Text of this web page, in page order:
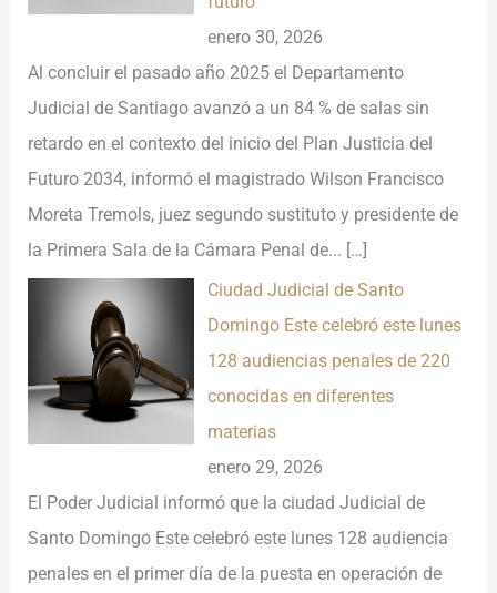
enero 30, 2026
Al concluir el pasado año 2025 el Departamento
Judicial de Santiago avanzó a un 84 % de salas sin
retardo en el contexto del inicio del Plan Justicia del
Futuro 2034, informó el magistrado Wilson Francisco
Moreta Tremols, juez segundo sustituto y presidente de
la Primera Sala de la Cámara Penal de... […]
Ciudad Judicial de Santo
Domingo Este celebró este lunes
128 audiencias penales de 220
conocidas en diferentes
materias
enero 29, 2026
El Poder Judicial informó que la ciudad Judicial de
Santo Domingo Este celebró este lunes 128 audiencia
penales en el primer día de la puesta en operación de